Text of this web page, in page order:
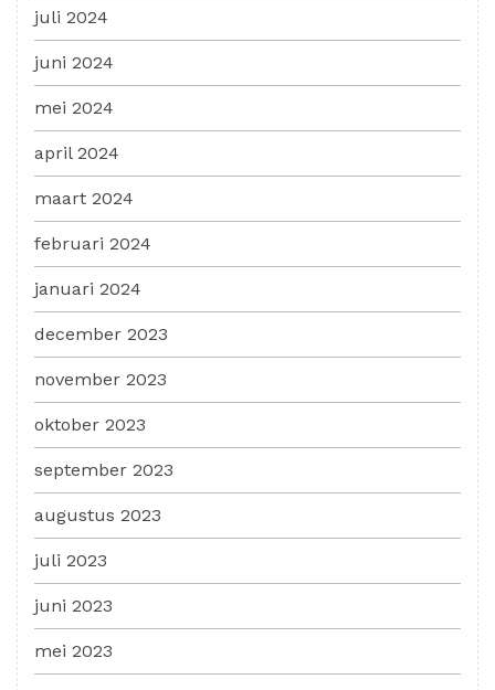
juli 2024
juni 2024
mei 2024
april 2024
maart 2024
februari 2024
januari 2024
december 2023
november 2023
oktober 2023
september 2023
augustus 2023
juli 2023
juni 2023
mei 2023